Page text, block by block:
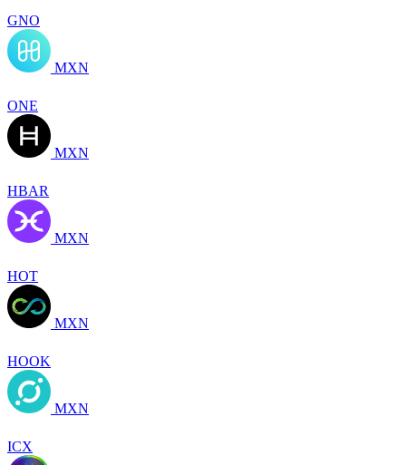
GNO
MXN
ONE
MXN
HBAR
MXN
HOT
MXN
HOOK
MXN
ICX